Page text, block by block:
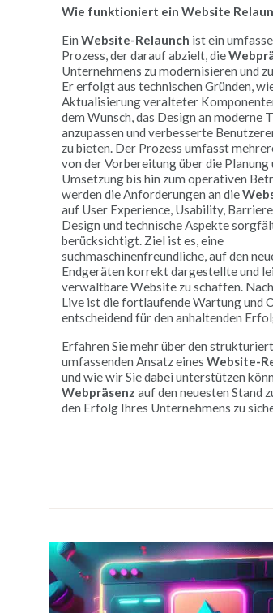
Wie funktioniert ein Website
Ein Website-Relaunch ist ein
Prozess, der darauf abzielt, die
Unternehmens zu modernisieren und
Er erfolgt aus technischen Gründen,
Aktualisierung veralteter
dem Wunsch, das Design an moderne
anzupassen und verbesserte
zu bieten. Der Prozess umfasst
von der Vorbereitung über die Planung
Umsetzung bis hin zum operativen
werden die Anforderungen an die
auf User Experience, Usability,
Design und technische Aspekte
berücksichtigt. Ziel ist es, eine
suchmaschinenfreundliche, auf den
Endgeräten korrekt dargestellte und
verwaltbare Website zu schaffen.
Live ist die fortlaufende Wartung und
entscheidend für den anhaltenden
Erfahren Sie mehr über den
umfassenden Ansatz eines Website-
und wie wir Sie dabei unterstützen
Webpräsenz auf den neuesten Stand
den Erfolg Ihres Unternehmens zu